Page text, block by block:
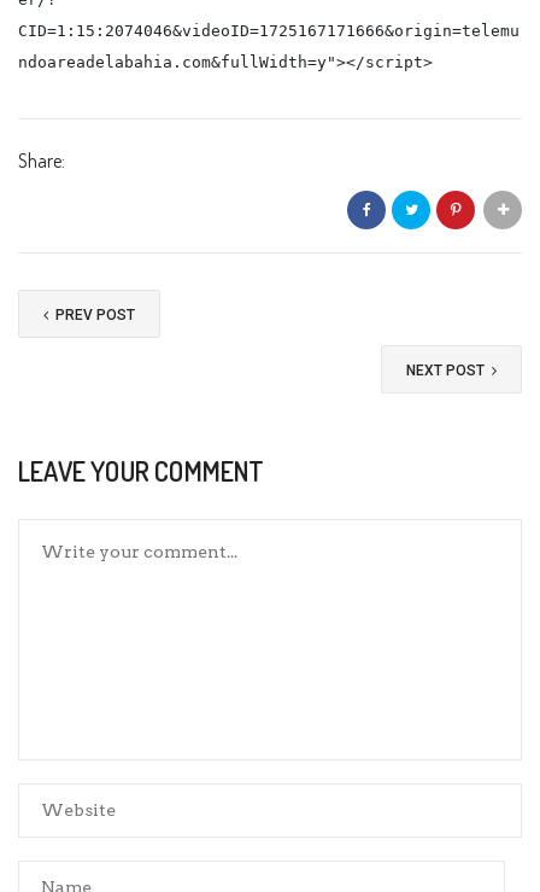
CID=1:15:2074046&videoID=1725167171666&origin=telemu
ndoareadelabahia.com&fullWidth=y"></script>
Share:
PREV POST
NEXT POST
LEAVE YOUR COMMENT